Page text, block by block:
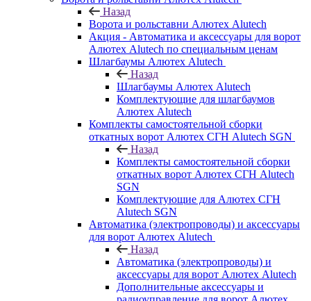
Назад
Ворота и рольставни Алютех Alutech
Акция - Автоматика и аксессуары для ворот
Алютех Alutech по специальным ценам
Шлагбаумы Алютех Alutech
Назад
Шлагбаумы Алютех Alutech
Комплектующие для шлагбаумов
Алютех Alutech
Комплекты самостоятельной сборки
откатных ворот Алютех СГН Alutech SGN
Назад
Комплекты самостоятельной сборки
откатных ворот Алютех СГН Alutech
SGN
Комплектующие для Алютех СГН
Alutech SGN
Автоматика (электропроводы) и аксессуары
для ворот Алютех Alutech
Назад
Автоматика (электропроводы) и
аксессуары для ворот Алютех Alutech
Дополнительные аксессуары и